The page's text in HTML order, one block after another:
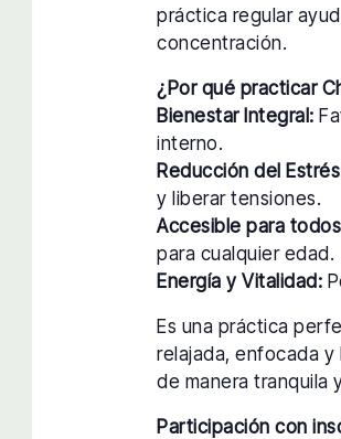
práctica regular
concentración.
¿Por qué practicar
Bienestar Integral:
interno.
Reducción del
y liberar tensiones.
Accesible para
para cualquier edad.
Energía y Vitalidad:
Es una práctica
relajada, enfocada
de manera tranquila
Participación con